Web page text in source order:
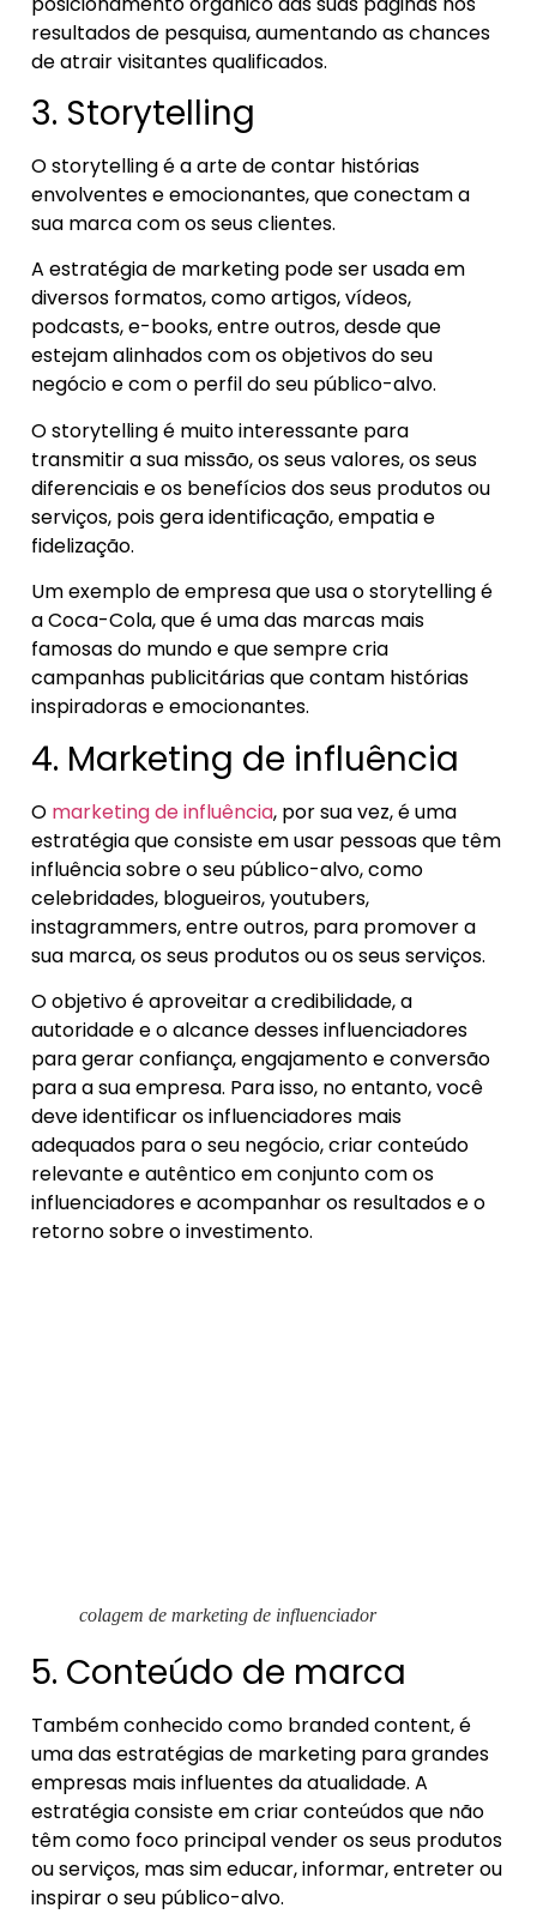
resultados de pesquisa, aumentando as chances
de atrair visitantes qualificados.
3. Storytelling
O storytelling é a arte de contar histórias
envolventes e emocionantes, que conectam a
sua marca com os seus clientes.
A estratégia de marketing pode ser usada em
diversos formatos, como artigos, vídeos,
podcasts, e-books, entre outros, desde que
estejam alinhados com os objetivos do seu
negócio e com o perfil do seu público-alvo.
O storytelling é muito interessante para
transmitir a sua missão, os seus valores, os seus
diferenciais e os benefícios dos seus produtos ou
serviços, pois gera identificação, empatia e
fidelização.
Um exemplo de empresa que usa o storytelling é
a Coca-Cola, que é uma das marcas mais
famosas do mundo e que sempre cria
campanhas publicitárias que contam histórias
inspiradoras e emocionantes.
4. Marketing de influência
O marketing de influência, por sua vez, é uma
estratégia que consiste em usar pessoas que têm
influência sobre o seu público-alvo, como
celebridades, blogueiros, youtubers,
instagrammers, entre outros, para promover a
sua marca, os seus produtos ou os seus serviços.
O objetivo é aproveitar a credibilidade, a
autoridade e o alcance desses influenciadores
para gerar confiança, engajamento e conversão
para a sua empresa. Para isso, no entanto, você
deve identificar os influenciadores mais
adequados para o seu negócio, criar conteúdo
relevante e autêntico em conjunto com os
influenciadores e acompanhar os resultados e o
retorno sobre o investimento.
colagem de marketing de influenciador
5. Conteúdo de marca
Também conhecido como branded content, é
uma das estratégias de marketing para grandes
empresas mais influentes da atualidade. A
estratégia consiste em criar conteúdos que não
têm como foco principal vender os seus produtos
ou serviços, mas sim educar, informar, entreter ou
inspirar o seu público-alvo.